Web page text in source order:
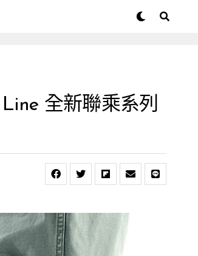
全新聯乘系列